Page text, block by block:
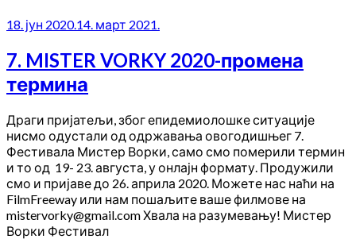
18. јун 2020.14. март 2021.
7. MISTER VORKY 2020-промена
термина
Драги пријатељи, због епидемиолошке ситуације
нисмо одустали од одржавања овогодишњег 7.
Фестивала Мистер Ворки, само смо померили термин
и то од 19- 23. августа, у онлајн формату. Продужили
смо и пријаве до 26. априла 2020. Можете нас наћи на
FilmFreeway или нам пошаљите ваше филмове на
mistervorky@gmail.com Хвала на разумевању! Мистер
Ворки Фестивал